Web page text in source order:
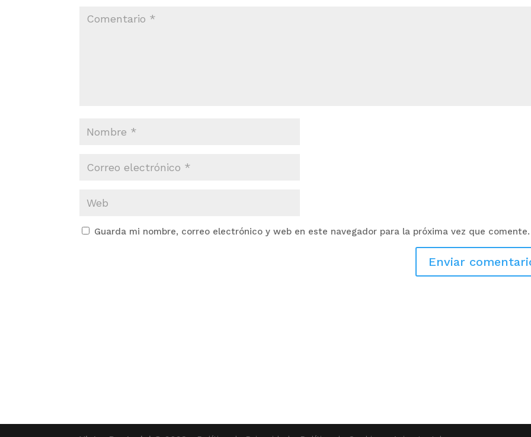
Guarda mi nombre, correo electrónico y web en este navegador para la próxima vez que comente.